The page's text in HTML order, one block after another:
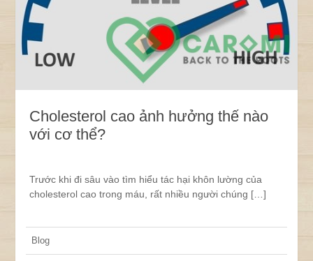
Cholesterol cao ảnh hưởng thế nào
với cơ thể?
Trước khi đi sâu vào tìm hiểu tác hại khôn lường của
cholesterol cao trong máu, rất nhiều người chúng […]
Blog